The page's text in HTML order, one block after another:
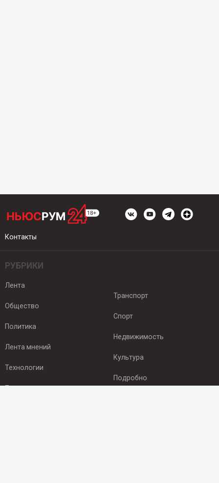
Контакты
РУБРИКИ
Лента
Общество
Политика
Лента мнений
Технологии
Происшествия
Транспорт
Спорт
Недвижимость
Культура
Подробно